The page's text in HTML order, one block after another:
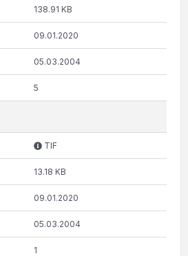
138.91 KB
09.01.2020
05.03.2004
5
TIF
13.18 KB
09.01.2020
05.03.2004
1